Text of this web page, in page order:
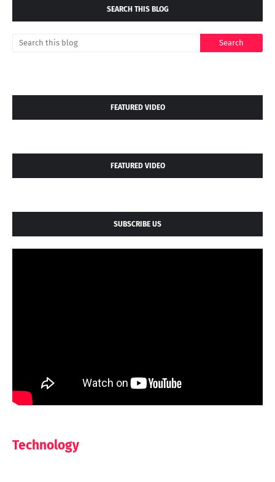
SEARCH THIS BLOG
FEATURED VIDEO
FEATURED VIDEO
SUBSCRIBE US
Technology